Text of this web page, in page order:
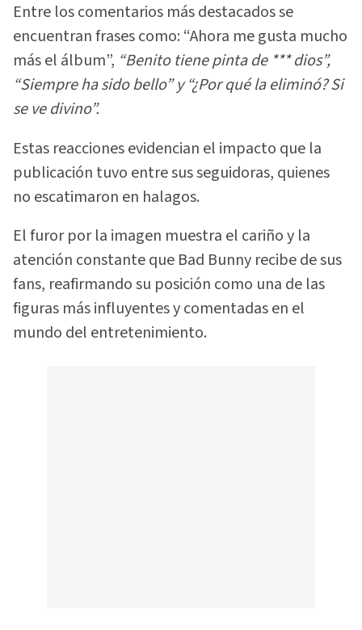
Entre los comentarios más destacados se
encuentran frases como: “Ahora me gusta mucho
más el álbum”, “Benito tiene pinta de *** dios”,
“Siempre ha sido bello” y “¿Por qué la eliminó? Si
se ve divino”.
Estas reacciones evidencian el impacto que la
publicación tuvo entre sus seguidoras, quienes
no escatimaron en halagos.
El furor por la imagen muestra el cariño y la
atención constante que Bad Bunny recibe de sus
fans, reafirmando su posición como una de las
figuras más influyentes y comentadas en el
mundo del entretenimiento.